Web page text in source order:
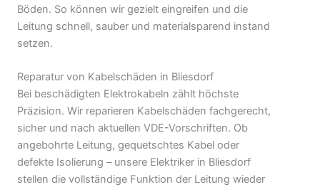
Böden. So können wir gezielt eingreifen und die
Leitung schnell, sauber und materialsparend instand
setzen.
Reparatur von Kabelschäden in Bliesdorf
Bei beschädigten Elektrokabeln zählt höchste
Präzision. Wir reparieren Kabelschäden fachgerecht,
sicher und nach aktuellen VDE-Vorschriften. Ob
angebohrte Leitung, gequetschtes Kabel oder
defekte Isolierung – unsere Elektriker in Bliesdorf
stellen die vollständige Funktion der Leitung wieder